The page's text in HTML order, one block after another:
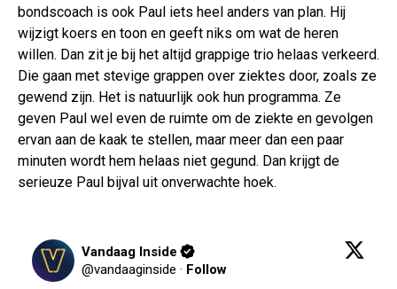
bondscoach is ook Paul iets heel anders van plan. Hij
wijzigt koers en toon en geeft niks om wat de heren
willen. Dan zit je bij het altijd grappige trio helaas verkeerd.
Die gaan met stevige grappen over ziektes door, zoals ze
gewend zijn. Het is natuurlijk ook hun programma. Ze
geven Paul wel even de ruimte om de ziekte en gevolgen
ervan aan de kaak te stellen, maar meer dan een paar
minuten wordt hem helaas niet gegund. Dan krijgt de
serieuze Paul bijval uit onverwachte hoek.
Vandaag Inside
@vandaaginside · Follow